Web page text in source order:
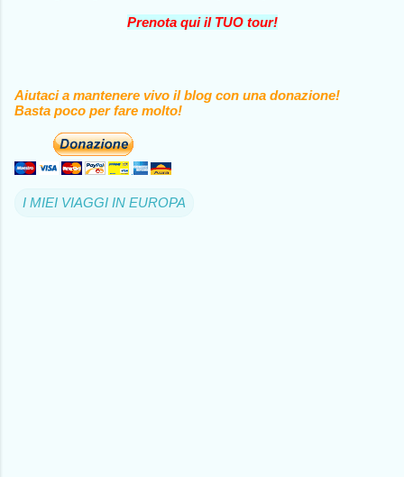
Prenota qui il TUO tour!
Aiutaci a mantenere vivo il blog con una donazione!
Basta poco per fare molto!
I MIEI VIAGGI IN EUROPA